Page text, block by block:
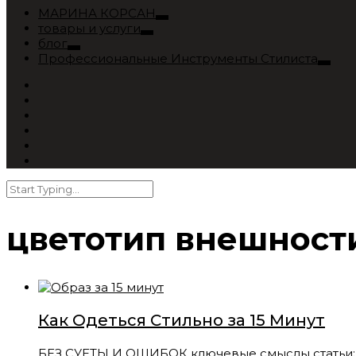
МАРИНА КОРСАН
товары и услуги
блог
Профессиональные Инструменты Стилиста
цветотип
Как Одеться Стильно за 15 Минут
БЕЗ СУЕТЫ И ОШИБОК ключевые смыслы статьи: